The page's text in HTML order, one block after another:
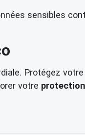
sensibles
Protégez
votre